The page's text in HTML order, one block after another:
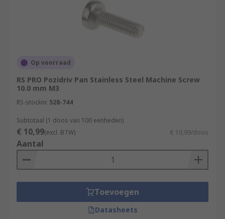
Op voorraad
RS PRO Pozidriv Pan Stainless Steel Machine Screw
10.0 mm M3
RS-stocknr. 528-744
Subtotaal (1 doos van 100 eenheden)
€ 10,99(excl. BTW) € 10,99/doos
Aantal
Toevoegen
Datasheets